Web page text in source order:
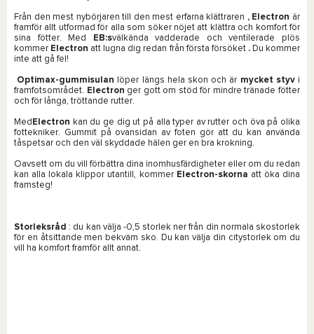
Från den mest nybörjaren till den mest erfarna klättraren , Electron är
framför allt utformad för alla som söker nöjet att klättra och komfort för
sina fötter. Med
EB:svälkända vadderade och ventilerade plös
kommer Electron att lugna dig redan från första försöket .Du kommer
inte att gå fel!
Optimax-gummisulan löper längs hela skon och är mycket styvi
framfotsområdet. Electron ger gott om stöd för mindre tränade fötter
och för långa, tröttande rutter.
Med Electron kan du ge dig ut på alla typer av rutter och öva på olika
fottekniker. Gummit på ovansidan av foten gör att du kan använda
tåspetsar och den väl skyddade hälen ger en bra krokning.
Oavsett om du vill förbättra dina inomhusfärdigheter eller om du redan
kan alla lokala klippor utantill, kommer Electron-skorna att öka dina
framsteg!
Storleksråd : du kan välja -0,5 storlek ner från din normala skostorlek
för en åtsittande men bekväm sko. Du kan välja din citystorlek om du
vill ha komfort framför allt annat.